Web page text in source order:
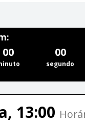
00 00
segundo
13:00